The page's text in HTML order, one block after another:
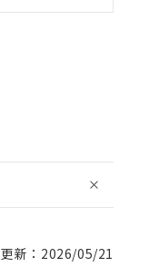
新：2026/05/21